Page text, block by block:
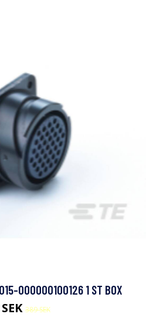
000000100126 1 ST BOX
389 SEK